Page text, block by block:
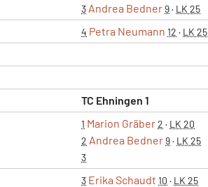
3 Andrea Bedner9· LK 25
4 Petra Neumann 12 · LK 25
TC Ehningen 1
1 Marion Gräber2 · LK 20
2 Andrea Bedner9· LK 25
3
3 Erika Schaudt 10 · LK 25